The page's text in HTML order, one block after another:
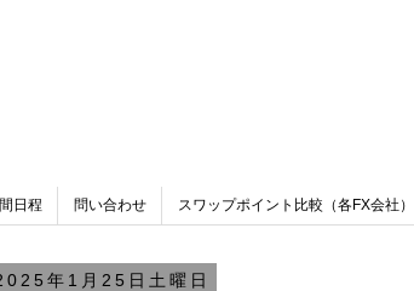
日程 問い合わせ スワップポイント比較（各FX会社）
年1月25日土曜日